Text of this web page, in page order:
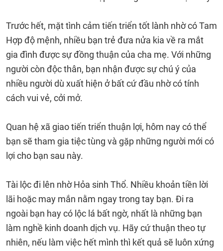
Trước hết, mặt tình cảm tiến triển tốt lành nhờ có Tam
Hợp độ mệnh, nhiều bạn trẻ đưa nửa kia về ra mắt
gia đình được sự đồng thuận của cha mẹ. Với những
người còn độc thân, bạn nhận được sự chú ý của
nhiều người dù xuất hiện ở bất cứ đầu nhờ có tính
cách vui vẻ, cởi mở.
Quan hệ xã giao tiến triển thuận lợi, hôm nay có thể
bạn sẽ tham gia tiệc tùng và gặp những người mới có
lợi cho bạn sau này.
Tài lộc đi lên nhờ Hỏa sinh Thổ. Nhiều khoản tiền lời
lãi hoặc may mắn nằm ngay trong tay bạn. Đi ra
ngoài bạn hay có lộc lá bất ngờ, nhất là những bạn
làm nghề kinh doanh dịch vụ. Hãy cứ thuận theo tự
nhiên, nếu làm việc hết mình thì kết quả sẽ luôn xứng